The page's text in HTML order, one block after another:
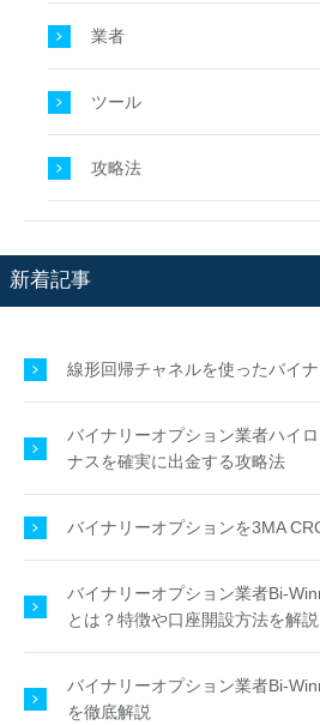
業者
ツール
攻略法
新着記事
線形回帰チャネルを使ったバイ
バイナリーオプション業者ハイ
ナスを確実に出金する攻略法
バイナリーオプションを3MA
バイナリーオプション業者Bi-
とは？特徴や口座開設方法を解説
バイナリーオプション業者Bi-
を徹底解説